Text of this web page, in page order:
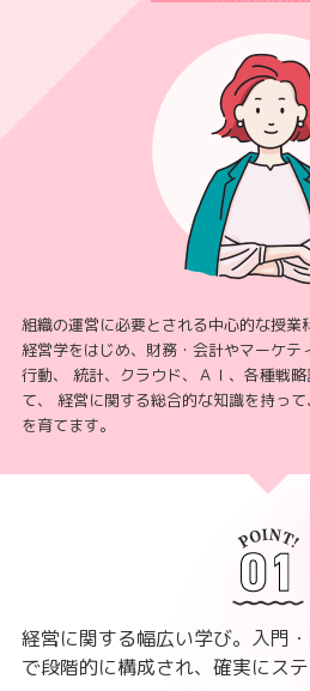
組織の運営に必要とされる中心的な授業
経営学をはじめ、財務・会計やマーケテ
行動、
統計、クラウド、ＡＩ、各種戦
て、
経営に関する総合的な知識を持っ
を育てます。
経営に関する幅広い学び。入門
で段階的に構成され、確実にス